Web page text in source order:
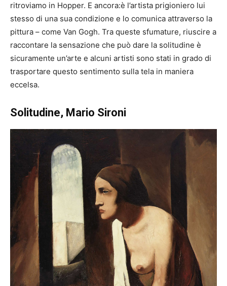
ritroviamo in Hopper. E ancora:è l’artista prigioniero lui
stesso di una sua condizione e lo comunica attraverso la
pittura – come Van Gogh. Tra queste sfumature, riuscire a
raccontare la sensazione che può dare la solitudine è
sicuramente un’arte e alcuni artisti sono stati in grado di
trasportare questo sentimento sulla tela in maniera
eccelsa.
Solitudine, Mario Sironi